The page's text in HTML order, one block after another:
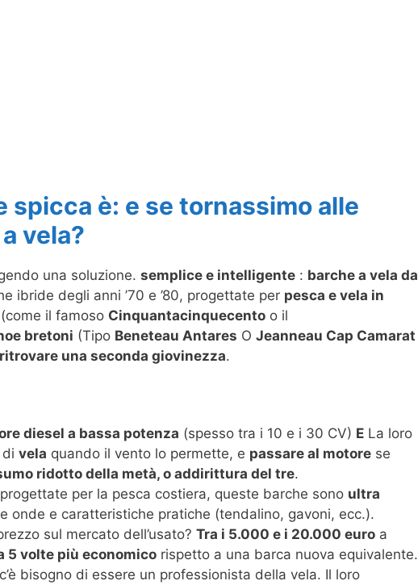
spicca è: e se tornassimo alle
vela?
una soluzione. semplice e intelligente : barche a vela da
ibride degli anni ’70 e ’80, progettate per pesca e vela in
(come il famoso Cinquantacinquecento o il
bretoni (Tipo Beneteau Antares O Jeanneau Cap Camarat
ritrovare una seconda giovinezza.
diesel a bassa potenza (spesso tra i 10 e i 30 CV) E La loro
vela quando il vento lo permette, e passare al motore se
ridotto della metà, o addirittura del tre.
per la pesca costiera, queste barche sono ultra
onde e caratteristiche pratiche (tendalino, gavoni, ecc.).
sul mercato dell’usato? Tra i 5.000 e i 20.000 euro a
5 volte più economico rispetto a una barca nuova equivalente.
bisogno di essere un professionista della vela. Il loro